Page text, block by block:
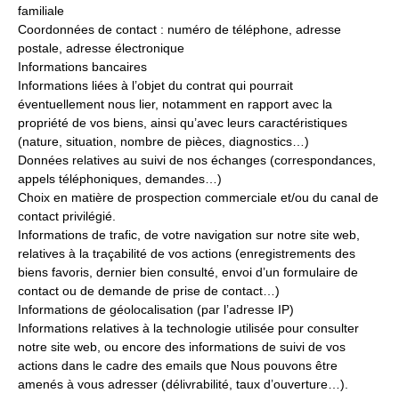
familiale
Coordonnées de contact : numéro de téléphone, adresse
postale, adresse électronique
Informations bancaires
Informations liées à l’objet du contrat qui pourrait
éventuellement nous lier, notamment en rapport avec la
propriété de vos biens, ainsi qu’avec leurs caractéristiques
(nature, situation, nombre de pièces, diagnostics…)
Données relatives au suivi de nos échanges (correspondances,
appels téléphoniques, demandes…)
Choix en matière de prospection commerciale et/ou du canal de
contact privilégié.
Informations de trafic, de votre navigation sur notre site web,
relatives à la traçabilité de vos actions (enregistrements des
biens favoris, dernier bien consulté, envoi d’un formulaire de
contact ou de demande de prise de contact…)
Informations de géolocalisation (par l’adresse IP)
Informations relatives à la technologie utilisée pour consulter
notre site web, ou encore des informations de suivi de vos
actions dans le cadre des emails que Nous pouvons être
amenés à vous adresser (délivrabilité, taux d’ouverture…).